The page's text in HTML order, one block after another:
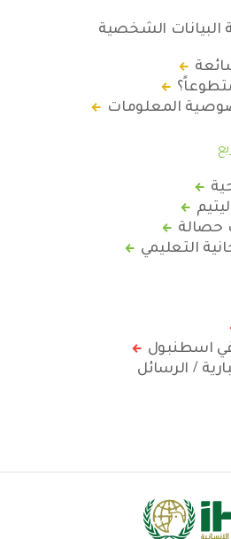
البيانات الشخصية
المعلومات
حصالة
التعليمي
اسطنبول
/ الرسائل